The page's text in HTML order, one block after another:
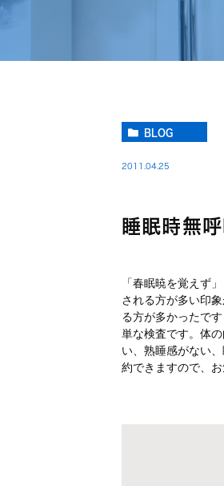
BLOG
2011.04.25
睡眠時無
「春眠暁を覚えず
される方が多い印
る方が多かったで
単な検査です。体
い、熟睡感がない
約できますので、